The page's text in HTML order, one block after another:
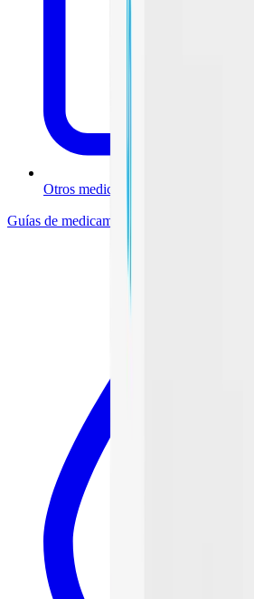
Otros medicamentos
Guías de medicamentos